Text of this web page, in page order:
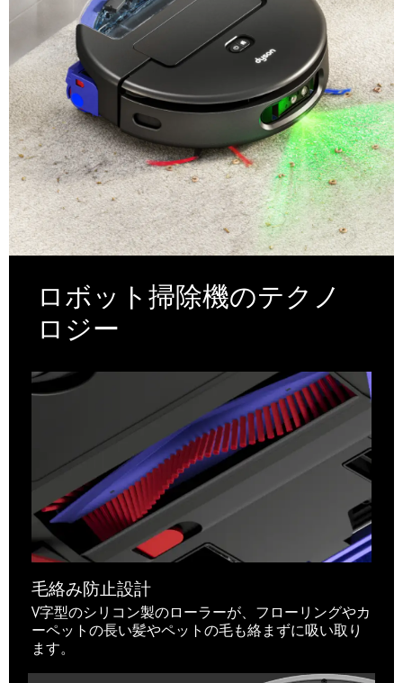
ロボット掃除機のテクノ
ロジー
毛絡み防止設計
V字型のシリコン製のローラーが、フローリングやカ
ーペットの長い髪やペットの毛も絡まずに吸い取り
ます。